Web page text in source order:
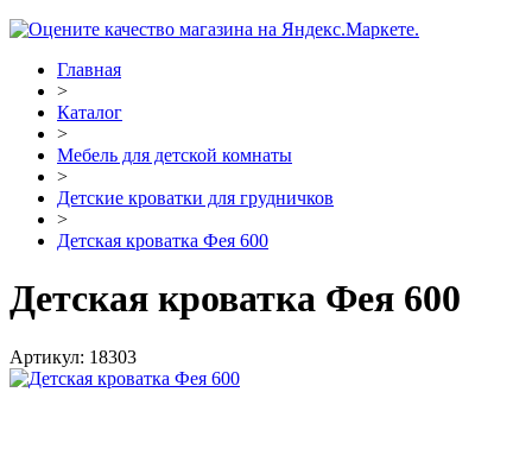
Главная
>
Каталог
>
Мебель для детской комнаты
>
Детские кроватки для грудничков
>
Детская кроватка Фея 600
Детская кроватка Фея 600
Артикул: 18303